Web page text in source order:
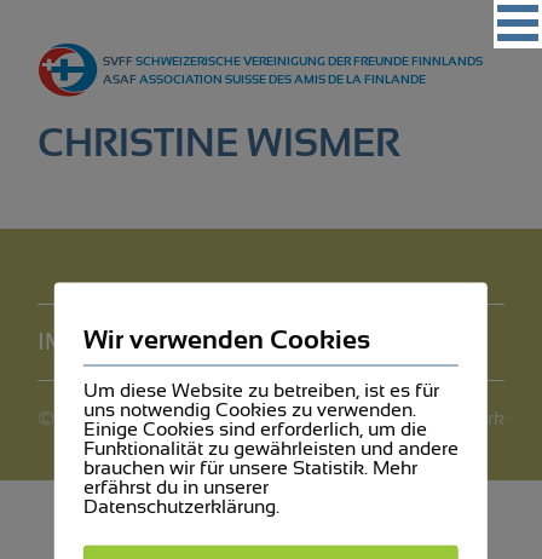
CHRISTINE WISMER
SVFFSCHWEIZERISCHE VEREINIGUNG DER FREUNDE FINNLANDS
ASAFASSOCIATION SUISSE DES AMIS DE LA FINLANDE
Regionalgruppen
Events
Partner
IMPRESSUM DATENSCHUTZ
©2026 SVFF webdesign by mediawerk
Wir verwenden Cookies
Um diese Website zu betreiben, ist es für
uns notwendig Cookies zu verwenden.
Einige Cookies sind erforderlich, um die
Funktionalität zu gewährleisten und andere
brauchen wir für unsere Statistik. Mehr
erfährst du in unserer
Datenschutzerklärung.